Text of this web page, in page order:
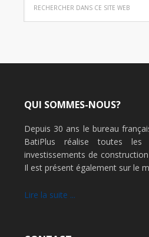
QUI SOMMES-NOUS?
Depuis 30 ans le bureau
BatiPlus réalise toutes les
investissements de
Il est présent également sur le
Lire la suite ...